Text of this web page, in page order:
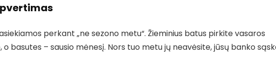
perkant „ne sezono metu“. Žieminius batus pirkite vasaros
basutes – sausio mėnesį. Nors tuo metu jų neavėsite, jūsų banko